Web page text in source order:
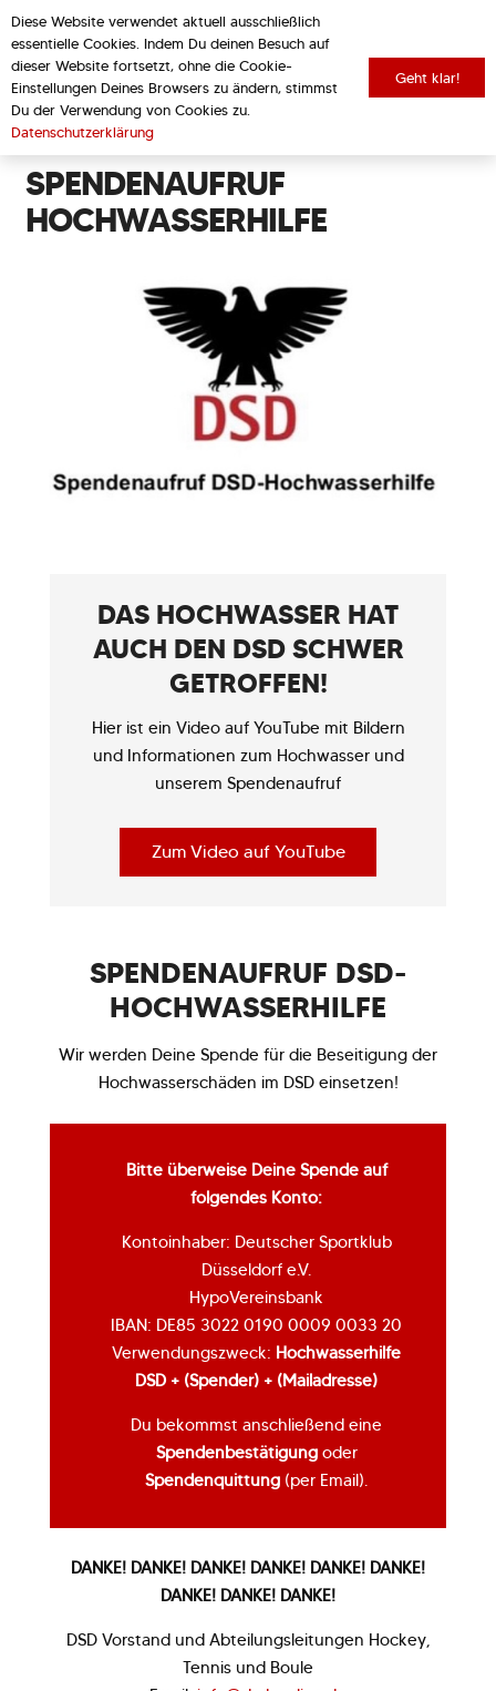
SPENDENAUFRUF
HOCHWASSERHILFE
zurück zur Übersicht
DAS HOCHWASSER HAT
AUCH DEN DSD SCHWER
GETROFFEN!
Hier ist ein Video auf YouTube mit Bildern
und Informationen zum Hochwasser und
unserem Spendenaufruf
Zum Video auf YouTube
SPENDENAUFRUF DSD-
HOCHWASSERHILFE
Wir werden Deine Spende für die Beseitigung der
Hochwasserschäden im DSD einsetzen!
Bitte überweise Deine Spende auf
folgendes Konto:
Kontoinhaber: Deutscher Sportklub
Düsseldorf e.V.
HypoVereinsbank
IBAN: DE85‍ 3022 0190 0009 0033 20
Verwendungszweck: Hochwasserhilfe
DSD + (Spender) + (Mailadresse)
Du bekommst anschließend eine
Spendenbestätigungoder
Spendenquittung (per Email).
DANKE! DANKE! DANKE! DANKE! DANKE! DANKE!
DANKE! DANKE! DANKE!
DSD Vorstand und Abteilungsleitungen Hockey,
Tennis und Boule
Diese Website verwendet aktuell ausschließlich
essentielle Cookies. Indem Du deinen Besuch auf
dieser Website fortsetzt, ohne die Cookie-
Einstellungen Deines Browsers zu ändern, stimmst
Du der Verwendung von Cookies zu.
Datenschutzerklärung
Geht klar!